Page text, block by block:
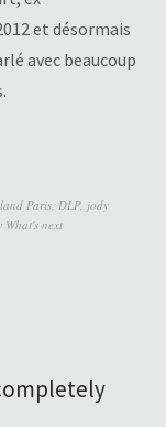
et désormais
avec beaucoup
Paris, DLP, jody
What's next